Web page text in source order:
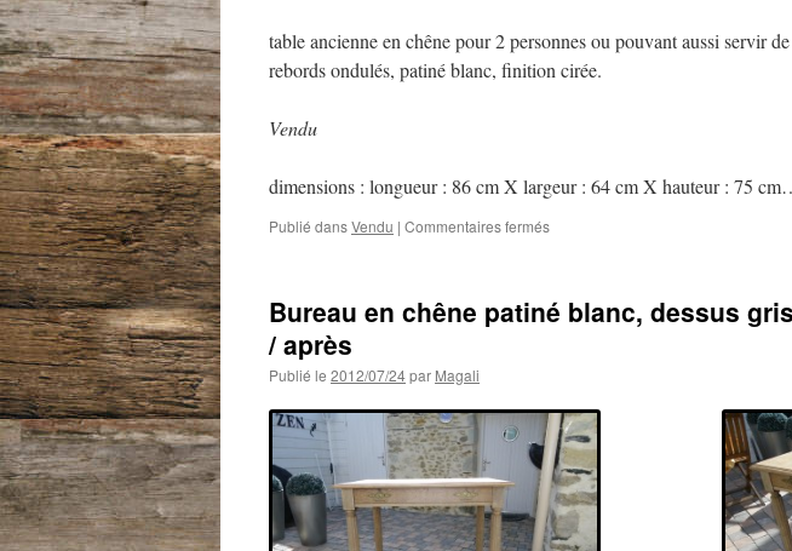
table ancienne en chêne pour 2 personnes ou pouvant aussi servir
rebords ondulés, patiné blanc, finition cirée.
Vendu
dimensions : longueur : 86 cm X largeur : 64 cm X hauteur : 75
Publié dansVendu | Commentaires ferméssur
bureau
Bureau en chêne patiné blanc, dessus
/ après
Publié le 2012/07/24par Magali